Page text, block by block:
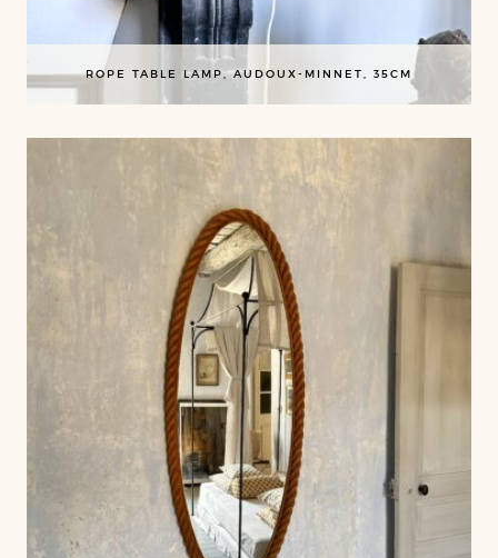
ROPE TABLE LAMP, AUDOUX-MINNET, 35CM